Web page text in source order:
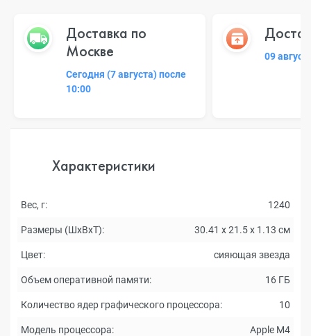
Доставка по
Москве
Сегодня (7 августа) после
10:00
09
Характеристики
Вес, г: 1240
Размеры (ШxВxТ): 30.41 x 21.5 x 1.13 см
Цвет: сияющая звезда
Объем оперативной памяти: 16 ГБ
Количество ядер графического процессора: 10
Модель процессора: Apple M4